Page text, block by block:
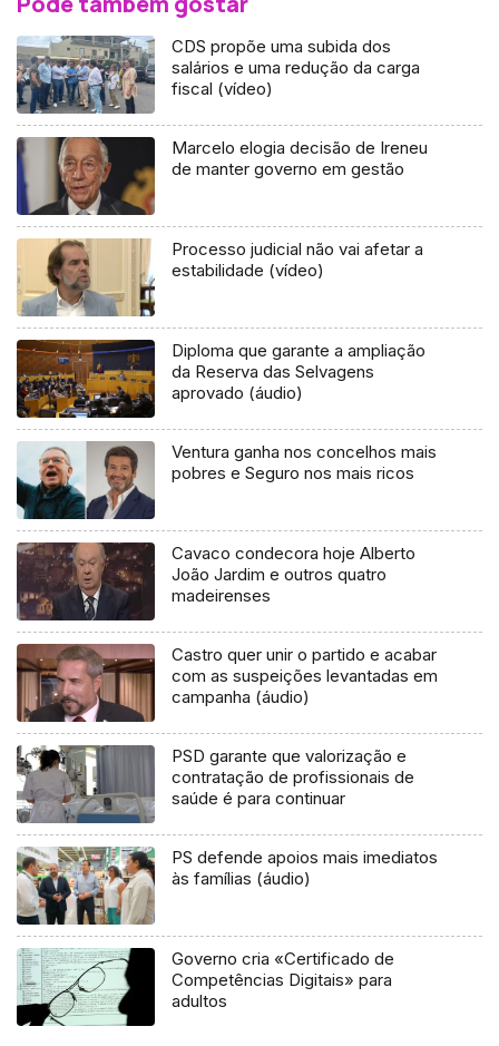
CDS propõe uma subida dos
salários e uma redução da carga
fiscal (vídeo)
Marcelo elogia decisão de Ireneu
de manter governo em gestão
Processo judicial não vai afetar a
estabilidade (vídeo)
Diploma que garante a ampliação
da Reserva das Selvagens
aprovado (áudio)
Ventura ganha nos concelhos mais
pobres e Seguro nos mais ricos
Cavaco condecora hoje Alberto
João Jardim e outros quatro
madeirenses
Castro quer unir o partido e acabar
com as suspeições levantadas em
campanha (áudio)
PSD garante que valorização e
contratação de profissionais de
saúde é para continuar
PS defende apoios mais imediatos
às famílias (áudio)
Governo cria «Certificado de
Competências Digitais» para
adultos